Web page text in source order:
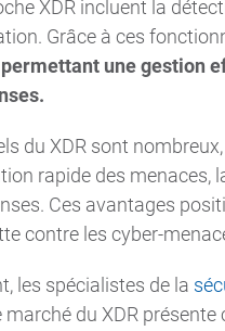
XDR incluent la
Grâce à ces
une gestion
du XDR sont
rapide des menaces,
Ces avantages
contre les cyber-
les spécialistes de la
marché du XDR